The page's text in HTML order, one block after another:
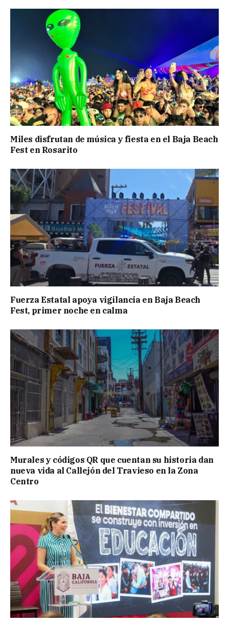
Miles disfrutan de música y fiesta en el Baja Beach
Fest en Rosarito
Fuerza Estatal apoya vigilancia en Baja Beach
Fest, primer noche en calma
Murales y códigos QR que cuentan su historia dan
nueva vida al Callejón del Travieso en la Zona
Centro